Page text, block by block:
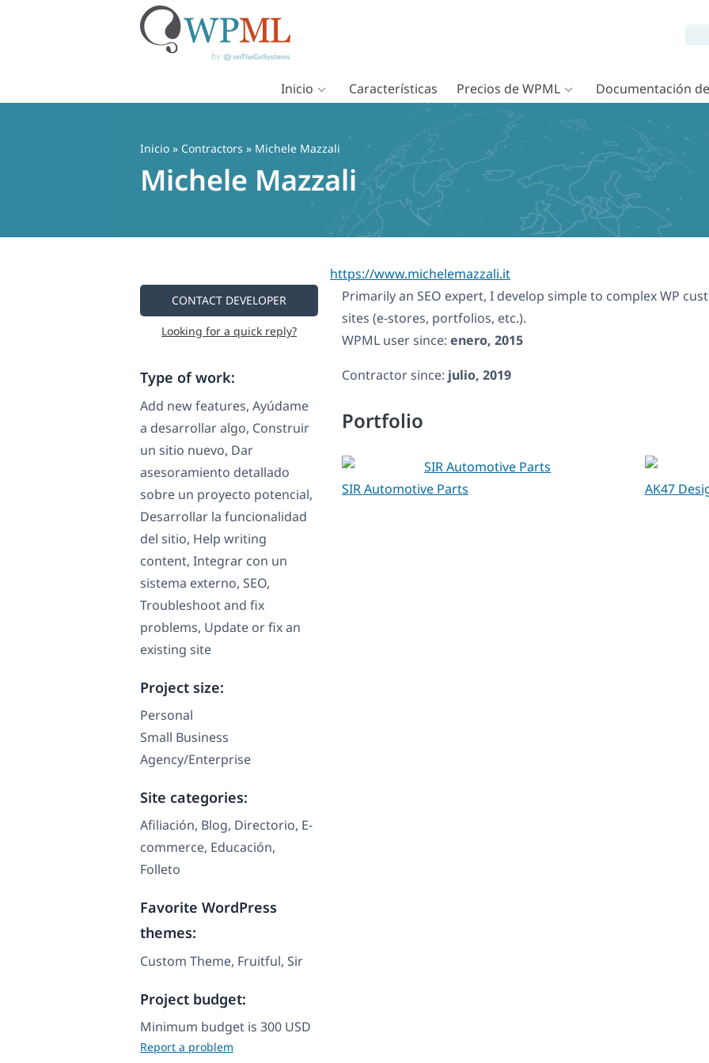
Inicio Características Precios de WPML Documentación
Inicio » Contractors » Michele Mazzali
Michele Mazzali
CONTACT DEVELOPER
Looking for a quick reply?
Type of work:
Add new features, Ayúdame
a desarrollar algo, Construir
un sitio nuevo, Dar
asesoramiento detallado
sobre un proyecto potencial,
Desarrollar la funcionalidad
del sitio, Help writing
content, Integrar con un
sistema externo, SEO,
Troubleshoot and fix
problems, Update or fix an
existing site
Project size:
Personal
Small Business
Agency/Enterprise
Site categories:
Afiliación, Blog, Directorio, E-
commerce, Educación,
Folleto
Favorite WordPress
themes:
Custom Theme, Fruitful, Sir
Project budget:
Minimum budget is 300 USD
Report a problem
https://www.michelemazzali.it
Primarily an SEO expert, I develop simple to complex WP
sites (e-stores, portfolios, etc.).
WPML user since: enero, 2015
Contractor since: julio, 2019
Portfolio
SIR Automotive Parts AK47